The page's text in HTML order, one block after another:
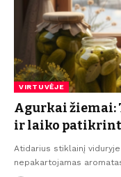
VIRTUVĖJE
Agurkai žiemai:
ir laiko
Atidarius stiklainį
nepakartojamas